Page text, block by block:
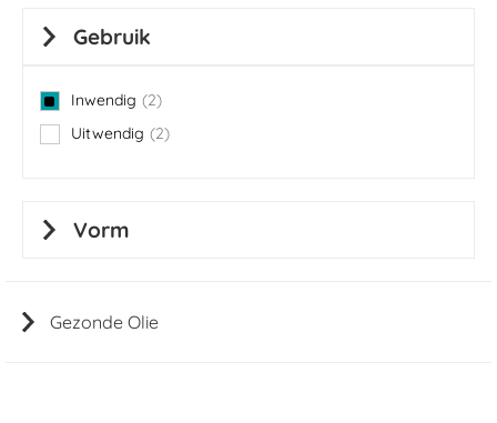
Gezonde Olie
Gebruik
Inwendig 2
items
Uitwendig
2
items
Vorm